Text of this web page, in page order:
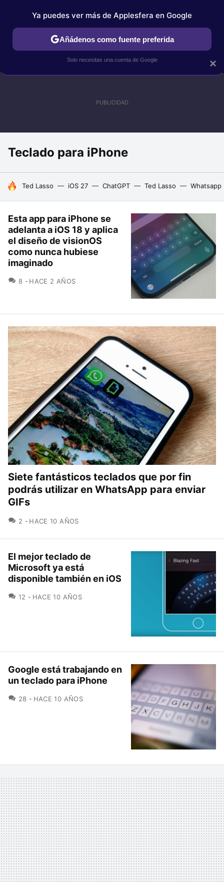
MENÚ NUEVO
TUTORIALES APPLESFERA SELECCIÓN
Teclado para iPhone
HOY SE HABLA DE
Ted Lasso iOS 27 ChatGPT Ted Lasso Whatsapp
Esta app para iPhone se
adelanta a iOS 18 y aplica
el diseño de visionOS
como nunca hubiese
imaginado
8 COMENTARIOS
HACE 2 AÑOS
Siete fantásticos teclados que por fin
podrás utilizar en WhatsApp para enviar
GIFs
2 COMENTARIOS
HACE 10 AÑOS
El mejor teclado de
Microsoft ya está
disponible también en iOS
12 COMENTARIOS
HACE 10 AÑOS
Google está trabajando en
un teclado para iPhone
28 COMENTARIOS
HACE 10 AÑOS
×
Ya puedes ver más de Applesfera en Google
Añádenos como fuente preferida
Solo necesitas una cuenta de Google